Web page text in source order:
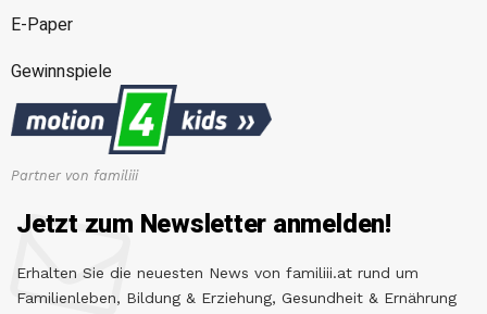
E-Paper
Gewinnspiele
Partner von familiii
Jetzt zum Newsletter anmelden!
Erhalten Sie die neuesten News von familiii.at rund um
Familienleben, Bildung & Erziehung, Gesundheit & Ernährung